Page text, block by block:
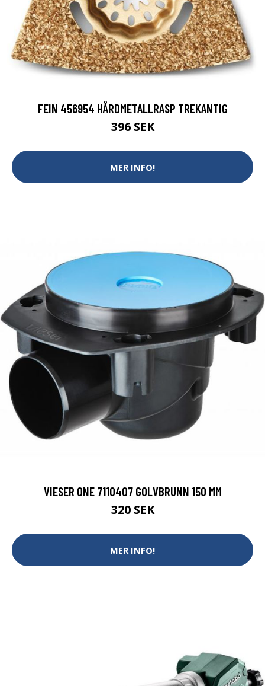
FEIN 456954 HÅRDMETALLRASP TREKANTIG
396 SEK
MER INFO!
VIESER ONE 7110407 GOLVBRUNN 150 MM
320 SEK
MER INFO!